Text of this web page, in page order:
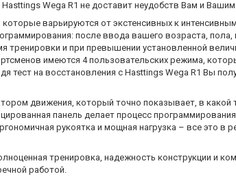
Wega R1 не доставит неудобств Вам и Вашим
варьируются от экстенсивных к
после ввода вашего возраста,
и при превышении установленной
имеются 4 пользовательских режима,
тест на восстановления с Hasttings Wega R1 Вы
движения, который точно показывает, в какой
панель делает процесс
рукоятка и мощная нагрузка – все это в
тренировка, надежность конструкции и
работой.